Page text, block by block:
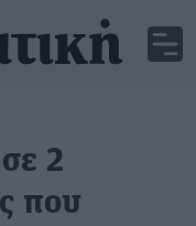
2
που